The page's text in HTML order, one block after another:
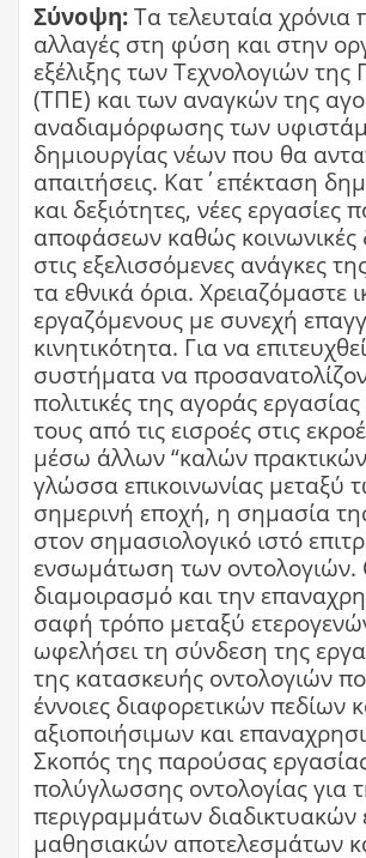
Σύνοψη:Τα τελευταία χρόνια
αλλαγές στη φύση και στην
εξέλιξης των Τεχνολογιών
(ΤΠΕ) και των αναγκών της
αναδιαμόρφωσης των
δημιουργίας νέων που θα
απαιτήσεις. Κατ΄επέκταση
και δεξιότητες, νέες
αποφάσεων καθώς κοινωνικές
στις εξελισσόμενες ανάγκες
τα εθνικά όρια. Χρειαζόμαστε
εργαζόμενους με συνεχή
κινητικότητα. Για να
συστήματα να
πολιτικές της αγοράς
τους από τις εισροές στις
μέσω άλλων “καλών
γλώσσα επικοινωνίας μεταξύ
σημερινή εποχή, η σημασία
στον σημασιολογικό ιστό
ενσωμάτωση των οντολογιών.
διαμοιρασμό και την
σαφή τρόπο μεταξύ
ωφελήσει τη σύνδεση της
της κατασκευής οντολογιών
έννοιες διαφορετικών
αξιοποιήσιμων και
Σκοπός της παρούσας
πολύγλωσσης οντολογίας για
περιγραμμάτων
μαθησιακών αποτελεσμάτων